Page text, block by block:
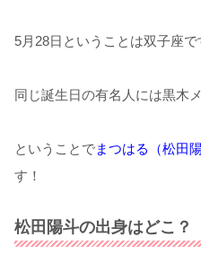
5月28日ということは双子座で
同じ誕生日の有名人には黒木
ということでまつはる（松田陽
す！
松田陽斗の出身はどこ？